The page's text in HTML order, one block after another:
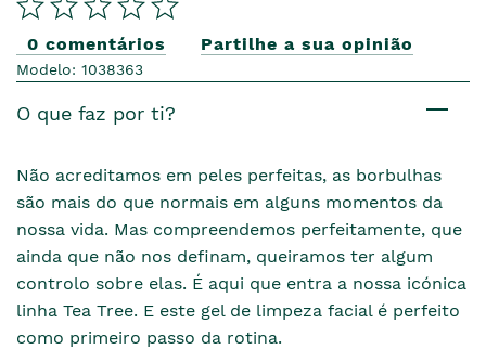
0 comentários Partilhe a sua opinião
Modelo: 1038363
O que faz por ti?
Não acreditamos em peles perfeitas, as borbulhas
são mais do que normais em alguns momentos da
nossa vida. Mas compreendemos perfeitamente, que
ainda que não nos definam, queiramos ter algum
controlo sobre elas. É aqui que entra a nossa icónica
linha Tea Tree. E este gel de limpeza facial é perfeito
como primeiro passo da rotina.